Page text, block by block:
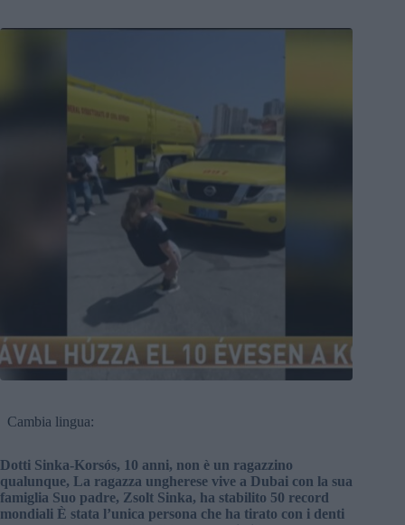
Cambia lingua:
Dotti Sinka-Korsós, 10 anni, non è un ragazzino
qualunque, La ragazza ungherese vive a Dubai con la sua
famiglia Suo padre, Zsolt Sinka, ha stabilito 50 record
mondiali È stata l’unica persona che ha tirato con i denti